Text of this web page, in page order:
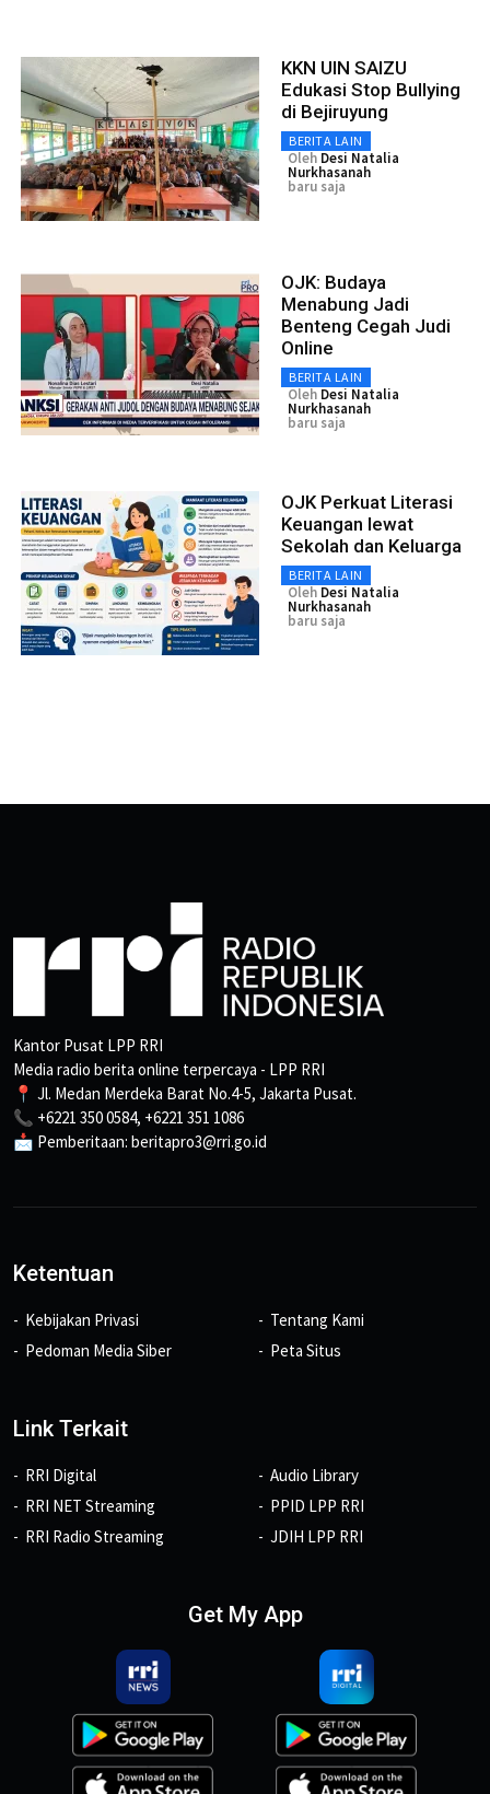
KKN UIN SAIZU
Edukasi Stop Bullying
di Bejiruyung
BERITA LAIN
Oleh Desi Natalia
Nurkhasanah
baru saja
OJK: Budaya
Menabung Jadi
Benteng Cegah Judi
Online
BERITA LAIN
Oleh Desi Natalia
Nurkhasanah
baru saja
OJK Perkuat Literasi
Keuangan lewat
Sekolah dan Keluarga
BERITA LAIN
Oleh Desi Natalia
Nurkhasanah
baru saja
Kantor Pusat LPP RRI
Media radio berita online terpercaya - LPP RRI
📍 Jl. Medan Merdeka Barat No.4-5, Jakarta Pusat.
📞 +6221 350 0584, +6221 351 1086
📩 Pemberitaan: beritapro3@rri.go.id
Ketentuan
Kebijakan Privasi
Pedoman Media Siber
Tentang Kami
Peta Situs
Link Terkait
RRI Digital
RRI NET Streaming
RRI Radio Streaming
Audio Library
PPID LPP RRI
JDIH LPP RRI
Get My App